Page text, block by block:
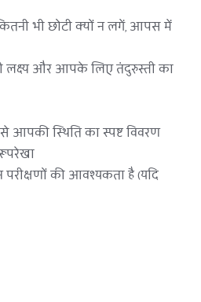
भी छोटी क्यों न लगें, आपस में
लक्ष्य और आपके लिए तंदुरुस्ती का
आपकी स्थिति का स्पष्ट विवरण
परीक्षणों की आवश्यकता है (यदि